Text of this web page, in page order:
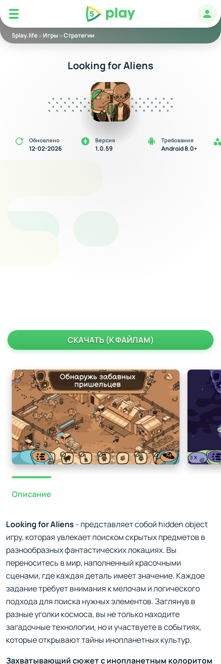
5play
5play.life» Игры »Стратегии
Looking for Aliens
Обновлено
12-02-2026
Версия
1.0.59
Требования
Android 8.0+
СКАЧАТЬ (К ФАЙЛАМ)
Описание
Looking for Aliens - представляет собой hidden object
игру, которая увлекает поиском скрытых предметов в
разнообразных фантастических локациях. Вы
переноситесь в мир, наполненный красочными
сценами, где каждая деталь имеет значение. Каждое
задание требует внимания к мелочам и логического
подхода для поиска нужных элементов. Заглянув в
разные уголки космоса, вы не только находите
загадочные технологии, но и участвуете в событиях,
которые открывают тайны инопланетных культур.
Захватывающий сюжет с инопланетным колоритом